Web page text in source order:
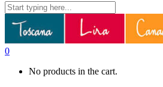
0
No products in the cart.